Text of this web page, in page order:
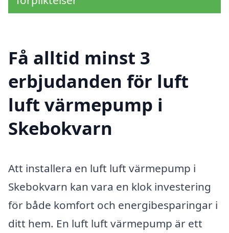
Få alltid minst 3
erbjudanden för luft
luft värmepump i
Skebokvarn
Att installera en luft luft värmepump i
Skebokvarn kan vara en klok investering
för både komfort och energibesparingar i
ditt hem. En luft luft värmepump är ett